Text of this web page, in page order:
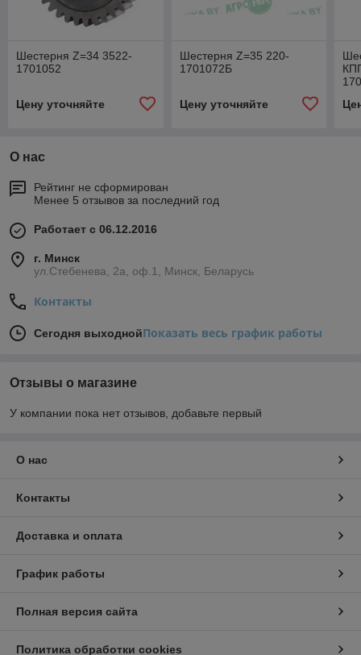
Шестерня Z=34 3522-
1701052
Цену уточняйте
Шестерня Z=35 220-
1701072Б
Цену уточняйте
О нас
Рейтинг не сформирован
Менее 5 отзывов за последний год
Работает с 06.12.2016
г. Минск
ул.Стебенева, 2а, оф.1, Минск, Беларусь
Контакты
Сегодня выходнойПоказать весь график работы
Отзывы о магазине
У компании пока нет отзывов, добавьте первый
О нас
Контакты
Доставка и оплата
График работы
Полная версия сайта
Политика обработки cookies